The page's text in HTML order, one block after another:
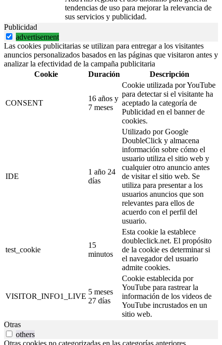
tendencias de uso para mejorar la relevancia de
sus servicios y publicidad.
Publicidad
advertisement
Las cookies publicitarias se utilizan para entregar a los visitantes
anuncios personalizados basados en las páginas que visitaron antes y
analizar la efectividad de la campaña publicitaria
Cookie
Duración Descripción
CONSENT
16 años y
7 meses
Cookie utilizada por YouTube
para detectar si el visitante ha
aceptado la categoría de
Publicidad en el banner de
cookies.
IDE
1 año 24
días
Utilizado por Google
DoubleClick y almacena
información sobre cómo el
usuario utiliza el sitio web y
cualquier otro anuncio antes
de visitar el sitio web. Se
utiliza para presentar a los
usuarios anuncios que son
relevantes para ellos de
acuerdo con el perfil del
usuario.
test_cookie
15
minutos
Esta cookie la establece
doubleclick.net. El propósito
de la cookie es determinar si
el navegador del usuario
admite cookies.
VISITOR_INFO1_LIVE
5 meses
27 días
Cookie establecida por
YouTube para rastrear la
información de los videos de
YouTube incrustados en un
sitio web.
Otras
others
Otras cookies no categorizadas en las categorías anteriores.